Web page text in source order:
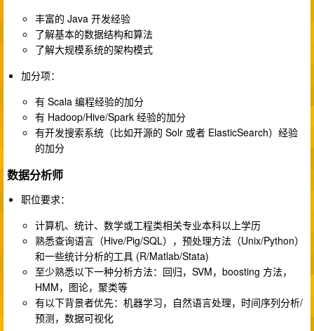
丰富的 Java 开发经验
了解基本的数据结构和算法
了解大规模系统的架构模式
加分项：
有 Scala 编程经验的加分
有 Hadoop/Hive/Spark 经验的加分
有开发搜索系统（比如开源的 Solr 或者 ElasticSearch）经验
的加分
数据分析师
职位要求：
计算机、统计、数学或工程类相关专业本科以上学历
熟悉查询语言（Hive/Pig/SQL），预处理方法（Unix/Python）
和一些统计分析的工具 (R/Matlab/Stata)
至少熟悉以下一种分析方法：回归，SVM，boosting 方法，
HMM，图论，聚类等
有以下背景者优先：机器学习，自然语言处理，时间序列分析/
预测，数据可视化